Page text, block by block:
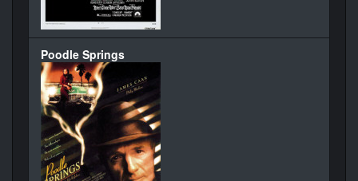
Poodle Springs